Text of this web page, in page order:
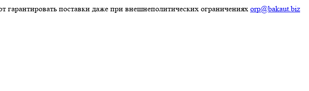
поставки даже при внешнеполитических ограничениях orp@bakaut.biz